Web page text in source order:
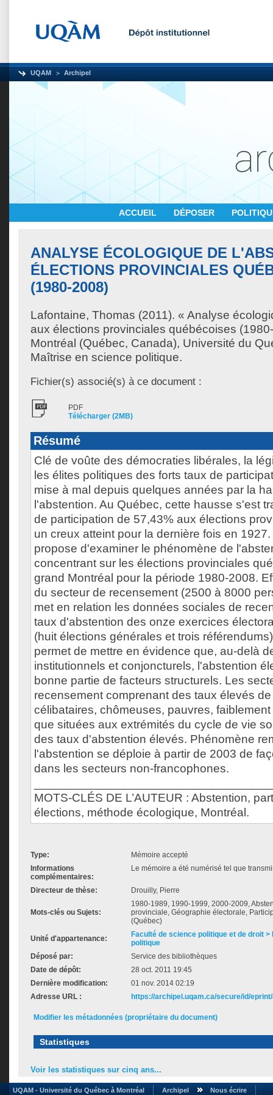
UQAM Archipel
ACCUEIL DÉPOSER
ANALYSE ÉCOLOGIQUE DE
ÉLECTIONS PROVINCIALES
(1980-2008)
Lafontaine, Thomas (2011). « Analyse
aux élections provinciales québécoises
Montréal (Québec, Canada), Université du
Maîtrise en science politique.
Fichier(s) associé(s) à ce document :
PDF
Télécharger (2MB)
Résumé
Clé de voûte des démocraties libérales, la
les élites politiques des forts taux de
mise à mal depuis quelques années par la
l'abstention. Au Québec, cette hausse s'est
de participation de 57,43% aux élections
un creux atteint pour la dernière fois en
propose d'examiner le phénomène de
concentrant sur les élections provinciales
grand Montréal pour la période 1980-2008.
du secteur de recensement (2500 à 8000
met en relation les données sociales de
taux d'abstention des onze exercices
(huit élections générales et trois
permet de mettre en évidence que, au-delà
institutionnels et conjoncturels, l'abstention
bonne partie de facteurs structurels. Les
recensement comprenant des taux élevés
célibataires, chômeuses, pauvres,
que situées aux extrémités du cycle de vie
des taux d'abstention élevés. Phénomène
l'abstention se déploie à partir de 2003 de
dans les secteurs non-francophones.
MOTS-CLÉS DE L’AUTEUR : Abstention,
élections, méthode écologique, Montréal.
Type:
Mémoire accepté
Informations
complémentaires:
Le mémoire a été numérisé tel que
Directeur de thèse: Drouilly, Pierre
Mots-clés ou Sujets:
1980-1989, 1990-1999, 2000-2009,
provinciale, Géographie électorale,
(Québec)
Unité d'appartenance:
Faculté de science politique et de droit
politique
Déposé par:
Service des bibliothèques
Date de dépôt:
28 oct. 2011 19:45
Dernière modification:
01 nov. 2014 02:19
Adresse URL :
https://archipel.uqam.ca/secure/id/
Modifier les métadonnées (propriétaire du document)
Statistiques
Voir les statistiques sur cinq ans...
UQAM - Université du Québec à Montréal Archipel Nous écrire